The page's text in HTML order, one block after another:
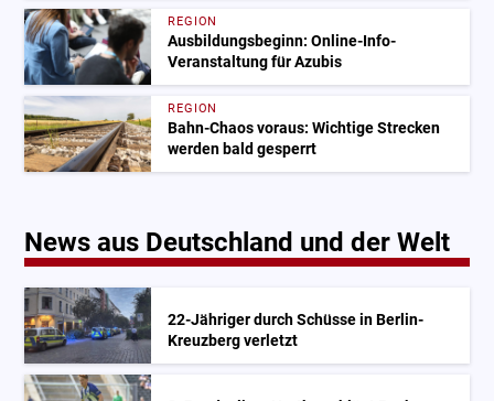
REGION
Ausbildungsbeginn: Online-Info-
Veranstaltung für Azubis
REGION
Bahn-Chaos voraus: Wichtige Strecken
werden bald gesperrt
News aus Deutschland und der Welt
22-Jähriger durch Schüsse in Berlin-
Kreuzberg verletzt